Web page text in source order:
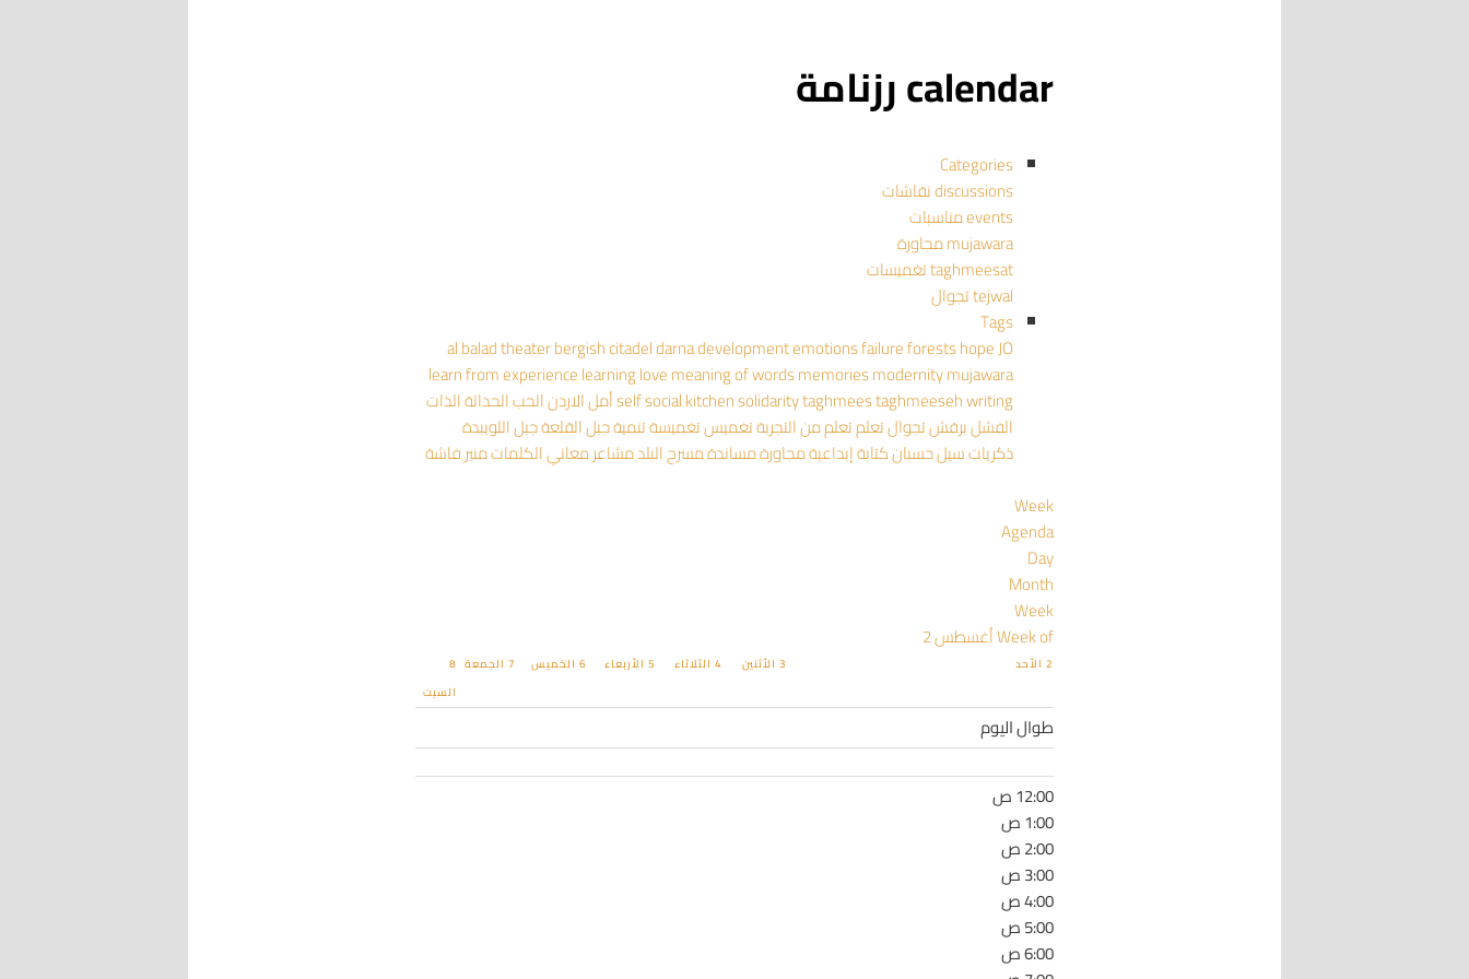
calendar رزنامة
Categories
discussions نقاشات
events مناسبات
mujawara مجاورة
taghmeesat تغميسات
tejwal تجوال
Tags
al balad theaterbergishcitadeldarnadevelopmentemotionsfailureforestshopeJO
learn from experiencelearninglovemeaning of wordsmemoriesmodernitymujawara
selfsocial kitchensolidaritytaghmeestaghmeesehwriting أملالاردنالحبالحداثةالذات
الفشلبرقشتجوالتعلمتعلم من التجربةتغميستغميسةتنميةجبل القلعةجبل اللويبدة
ذكرياتسيل حسبانكتابة إبداعيةمجاورةمساندةمسرح البلدمشاعرمعاني الكلماتمنير فاشة
Week
Agenda
Day
Month
Week
Week of أغسطس 2
2 الأحد 3 الأثنين 4 الثلاثاء 5 الأربعاء 6 الخميس 7 الجمعة 8
السبت
طوال اليوم
12:00 ص
1:00 ص
2:00 ص
3:00 ص
4:00 ص
5:00 ص
6:00 ص